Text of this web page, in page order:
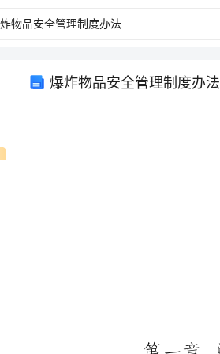
爆炸物品安全管理制度办法